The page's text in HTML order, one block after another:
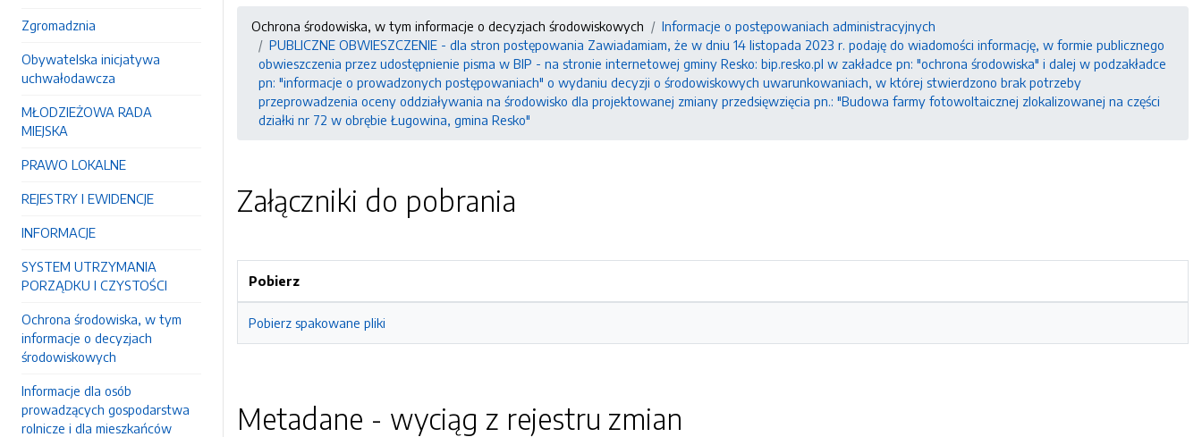
Zgromadznia
Obywatelska inicjatywa
uchwałodawcza
MŁODZIEŻOWA RADA
MIEJSKA
PRAWO LOKALNE
REJESTRY I EWIDENCJE
INFORMACJE
SYSTEM UTRZYMANIA
PORZĄDKU I CZYSTOŚCI
Ochrona środowiska, w tym
informacje o decyzjach
środowiskowych
Informacje dla osób
prowadzących gospodarstwa
rolnicze i dla mieszkańców
Ochrona środowiska, w tym informacje o decyzjach środowiskowych
Informacje o postępowaniach administracyjnych
PUBLICZNE OBWIESZCZENIE - dla stron postępowania Zawiadamiam, że w dniu 14 listopada 2023 r. podaję do wiadomości informację, w formie publicznego
obwieszczenia przez udostępnienie pisma w BIP - na stronie internetowej gminy Resko: bip.resko.pl w zakładce pn: "ochrona środowiska" i dalej w podzakładce
pn: "informacje o prowadzonych postępowaniach" o wydaniu decyzji o środowiskowych uwarunkowaniach, w której stwierdzono brak potrzeby
przeprowadzenia oceny oddziaływania na środowisko dla projektowanej zmiany przedsięwzięcia pn.: "Budowa farmy fotowoltaicznej zlokalizowanej na części
działki nr 72 w obrębie Ługowina, gmina Resko"
Załączniki do pobrania
Pobierz
Pobierz spakowane pliki
Metadane - wyciąg z rejestru zmian